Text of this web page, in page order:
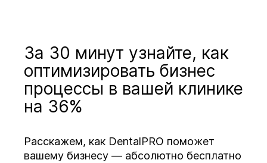
За 30 минут узнайте, как
оптимизировать бизнес
процессы в вашей клинике
на 36%
Расскажем, как DentalPRO поможет
вашему бизнесу — абсолютно бесплатно